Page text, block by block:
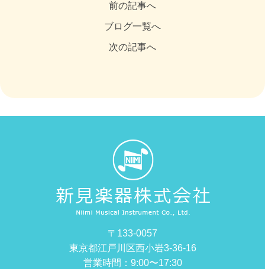
前の記事へ
ブログ一覧へ
次の記事へ
〒133-0057
東京都江戸川区西小岩3-36-16
営業時間：9:00〜17:30